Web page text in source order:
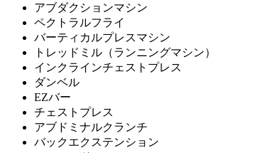
アブダクションマシン
ペクトラルフライ
バーティカルプレスマシン
トレッドミル（ランニングマシン）
インクラインチェストプレス
ダンベル
EZバー
チェストプレス
アブドミナルクランチ
バックエクステンション